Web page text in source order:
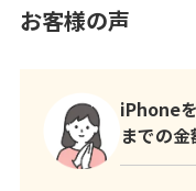
お客様の声
iPhone
までの